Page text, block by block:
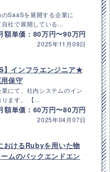
SaaSを展開する企業に
社で展開している...
額単価：80万円〜90万円
2025年11月09日
】インフラエンジニア★
保守
にて、社内システムのイン
ます。 【...
額単価：60万円〜80万円
2025年04月07日
おけるRubyを用いた物
ムのバックエンドエン